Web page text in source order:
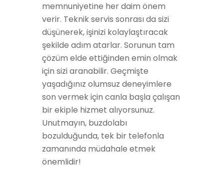
memnuniyetine her daim önem
verir. Teknik servis sonrası da sizi
düşünerek, işinizi kolaylaştıracak
şekilde adım atarlar. Sorunun tam
çözüm elde ettiğinden emin olmak
için sizi aranabilir. Geçmişte
yaşadığınız olumsuz deneyimlere
son vermek için canla başla çalışan
bir ekiple hizmet alıyorsunuz.
Unutmayın, buzdolabı
bozulduğunda, tek bir telefonla
zamanında müdahale etmek
önemlidir!